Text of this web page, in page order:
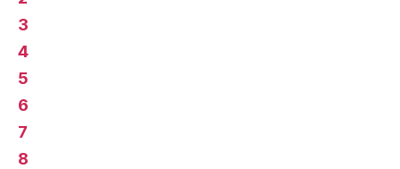
3
4
5
6
7
8